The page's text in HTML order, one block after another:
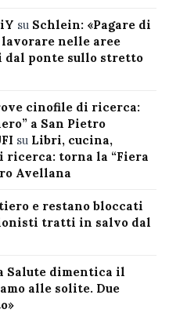
su Schlein: «Pagare di
nelle aree
dal ponte sullo stretto
cinofile di ricerca:
a San Pietro
su Libri, cucina,
ricerca: torna la “Fiera
Avellana
e restano bloccati
tratti in salvo dal
Salute dimentica il
alle solite. Due